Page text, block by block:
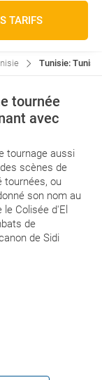
TARIFS
Tunisie:
tournée
avec
tournage aussi
scènes de
tournées, ou
son nom au
le Colisée d'El
de
de Sidi